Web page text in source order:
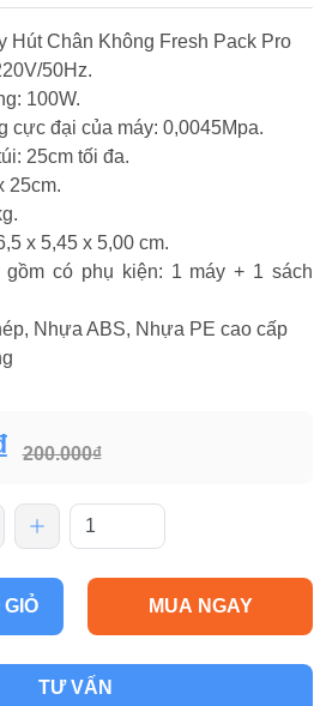
Hút Chân Không Fresh Pack Pro
50Hz.
100W.
cực đại của máy: 0,0045Mpa.
25cm tối đa.
25cm.
x 5,45 x 5,00 cm.
gồm có phụ kiện: 1 máy + 1 sách
Nhựa ABS, Nhựa PE cao cấp
200.000₫
MUA NGAY
TƯ VẤN